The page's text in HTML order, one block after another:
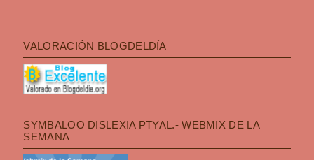
VALORACIÓN BLOGDELDÍA
SYMBALOO DISLEXIA PTYAL.- WEBMIX DE LA
SEMANA